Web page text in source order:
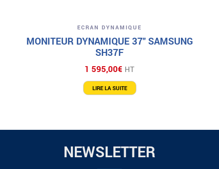
ECRAN DYNAMIQUE
MONITEUR DYNAMIQUE 37″ SAMSUNG
SH37F
1 595,00€ HT
LIRE LA SUITE
NEWSLETTER